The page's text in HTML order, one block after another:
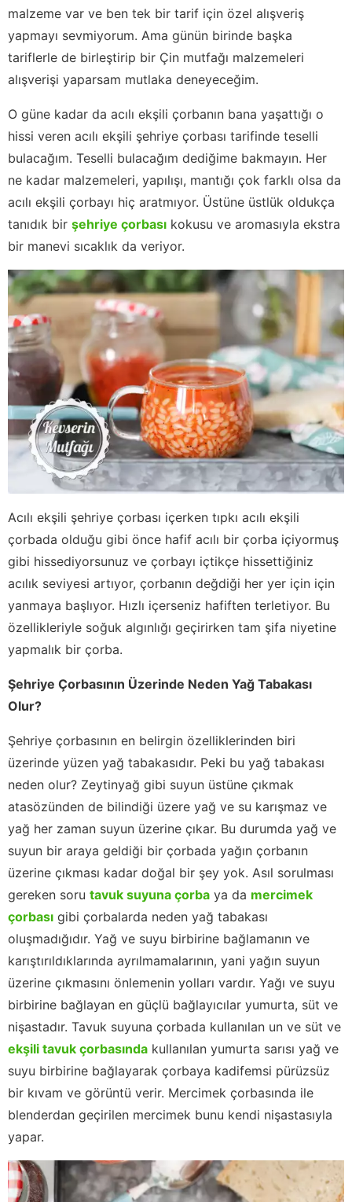
malzeme var ve ben tek bir tarif için özel alışveriş
yapmayı sevmiyorum. Ama günün birinde başka
tariflerle de birleştirip bir Çin mutfağı malzemeleri
alışverişi yaparsam mutlaka deneyeceğim.
O güne kadar da acılı ekşili çorbanın bana yaşattığı o
hissi veren acılı ekşili şehriye çorbası tarifinde teselli
bulacağım. Teselli bulacağım dediğime bakmayın. Her
ne kadar malzemeleri, yapılışı, mantığı çok farklı olsa da
acılı ekşili çorbayı hiç aratmıyor. Üstüne üstlük oldukça
tanıdık bir şehriye çorbası kokusu ve aromasıyla ekstra
bir manevi sıcaklık da veriyor.
Acılı ekşili şehriye çorbası içerken tıpkı acılı ekşili
çorbada olduğu gibi önce hafif acılı bir çorba içiyormuş
gibi hissediyorsunuz ve çorbayı içtikçe hissettiğiniz
acılık seviyesi artıyor, çorbanın değdiği her yer için için
yanmaya başlıyor. Hızlı içerseniz hafiften terletiyor. Bu
özellikleriyle soğuk algınlığı geçirirken tam şifa niyetine
yapmalık bir çorba.
Şehriye Çorbasının Üzerinde Neden Yağ Tabakası
Olur?
Şehriye çorbasının en belirgin özelliklerinden biri
üzerinde yüzen yağ tabakasıdır. Peki bu yağ tabakası
neden olur? Zeytinyağ gibi suyun üstüne çıkmak
atasözünden de bilindiği üzere yağ ve su karışmaz ve
yağ her zaman suyun üzerine çıkar. Bu durumda yağ ve
suyun bir araya geldiği bir çorbada yağın çorbanın
üzerine çıkması kadar doğal bir şey yok. Asıl sorulması
gereken soru tavuk suyuna çorba ya da mercimek
çorbası gibi çorbalarda neden yağ tabakası
oluşmadığıdır. Yağ ve suyu birbirine bağlamanın ve
karıştırıldıklarında ayrılmamalarının, yani yağın suyun
üzerine çıkmasını önlemenin yolları vardır. Yağı ve suyu
birbirine bağlayan en güçlü bağlayıcılar yumurta, süt ve
nişastadır. Tavuk suyuna çorbada kullanılan un ve süt ve
ekşili tavuk çorbasında kullanılan yumurta sarısı yağ ve
suyu birbirine bağlayarak çorbaya kadifemsi pürüzsüz
bir kıvam ve görüntü verir. Mercimek çorbasında ile
blenderdan geçirilen mercimek bunu kendi nişastasıyla
yapar.